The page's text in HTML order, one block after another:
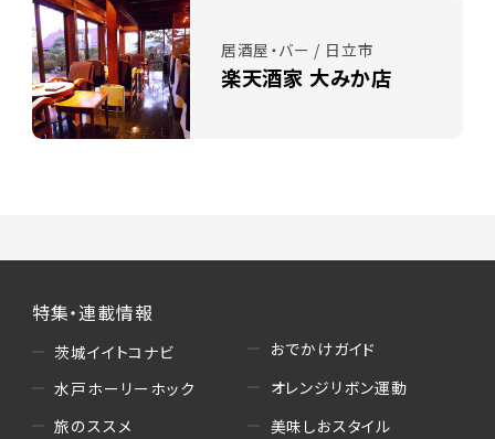
居酒屋・バー / 日立市
楽天酒家 大みか店
特集・連載情報
茨城イイトコナビ
水戸ホーリーホック
旅のススメ
おでかけガイド
オレンジリボン運動
美味しおスタイル